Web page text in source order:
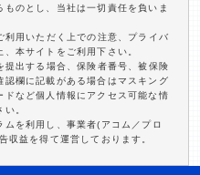
のとし、当社は一切責任を負いま
用いただく上での注意、プライバ
本サイトをご利用下さい。
出する場合、保険者番号、被保険
欄に記載がある場合はマスキング
ドなど個人情報にアクセス可能な情
。
を利用し、事業者(アコム／プロ
収益を得て運営しております。